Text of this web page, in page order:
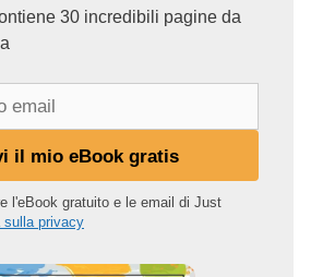
30 incredibili pagine da
il mio eBook gratis
l'eBook gratuito e le email di Just
sulla privacy